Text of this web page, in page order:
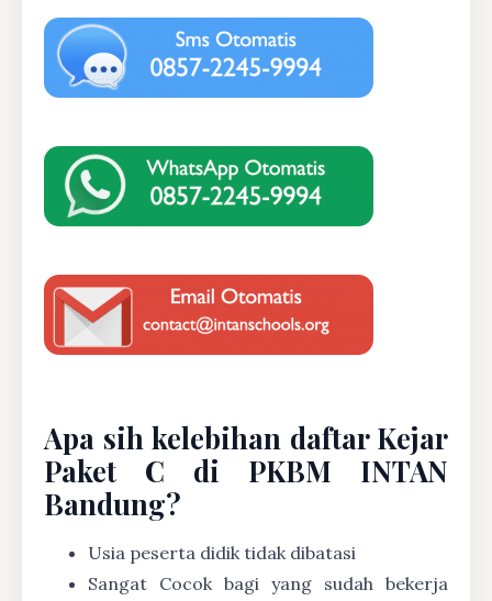
Apa sih kelebihan daftar Kejar
Paket C di PKBM INTAN
Bandung?
Usia peserta didik tidak dibatasi
Sangat Cocok bagi yang sudah bekerja